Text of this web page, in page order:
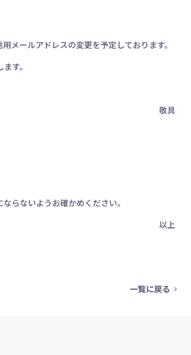
メールアドレスの変更を予定しております。
す。
敬具
らないようお確かめください。
以上
一覧に戻る